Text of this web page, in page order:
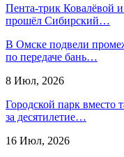
Пента-трик Ковалёвой
прошёл Сибирский…
В Омске подвели
по передаче бань…
8 Июл, 2026
Городской парк
за десятилетие…
16 Июл, 2026